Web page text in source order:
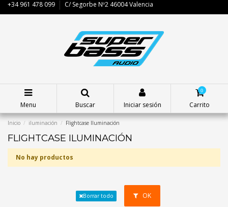
+34 961 478 099 C/ Segorbe Nº2 46004 Valencia
Menu Buscar Iniciar sesión
0
Carrito
Inicio iluminación Flightcase Iluminación
FLIGHTCASE ILUMINACIÓN
No hay productos
Borrar todo OK